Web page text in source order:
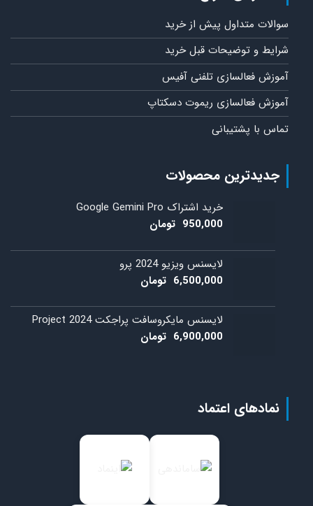
سوالات متداول پیش از خرید
شرایط و توضیحات قبل خرید
آموزش فعالسازی تلفنی آفیس
آموزش فعالسازی ریموت دسکتاپ
تماس با پشتیبانی
جدیدترین محصولات
خرید اشتراک Google Gemini Pro
950,000 تومان
لایسنس ویزیو 2024 پرو
6,500,000 تومان
لایسنس مایکروسافت پراجکت 2024 Project
6,900,000 تومان
نمادهای اعتماد